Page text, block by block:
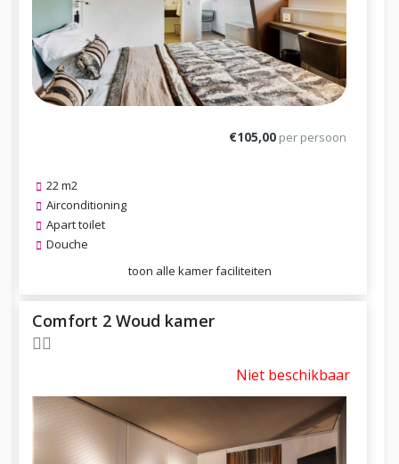
€105,00 per persoon
22 m2
Airconditioning
Apart toilet
Douche
toon alle kamer faciliteiten
Comfort 2 Woud kamer
Niet beschikbaar